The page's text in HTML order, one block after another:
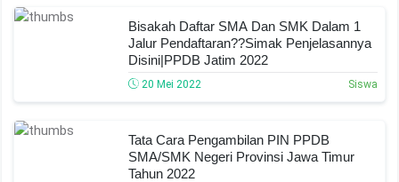
Bisakah Daftar SMA Dan SMK Dalam 1
Jalur Pendaftaran??Simak Penjelasannya
Disini|PPDB Jatim 2022
20 Mei 2022 Siswa
Tata Cara Pengambilan PIN PPDB
SMA/SMK Negeri Provinsi Jawa Timur
Tahun 2022